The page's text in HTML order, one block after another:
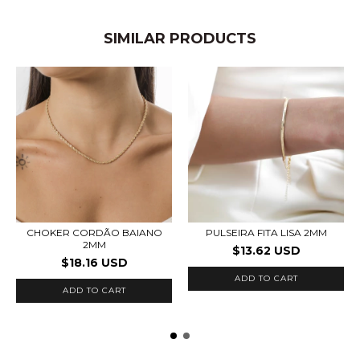
SIMILAR PRODUCTS
CHOKER CORDÃO BAIANO
2MM
$18.16 USD
ADD TO CART
PULSEIRA FITA LISA 2MM
$13.62 USD
ADD TO CART